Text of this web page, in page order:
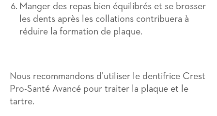
Manger des repas bien équilibrés et se brosser
les dents après les collations contribuera à
réduire la formation de plaque.
Nous recommandons d’utiliser le dentifrice Crest
Pro-Santé Avancé pour traiter la plaque et le
tartre.